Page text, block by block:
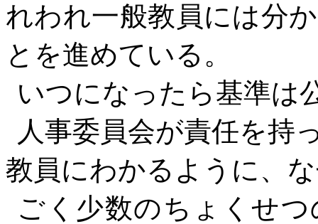
れわれ一般教員には分
とを進めている。
いつになったら基準は
人事委員会が責任を持
教員にわかるように、
ごく少数のちょくせ